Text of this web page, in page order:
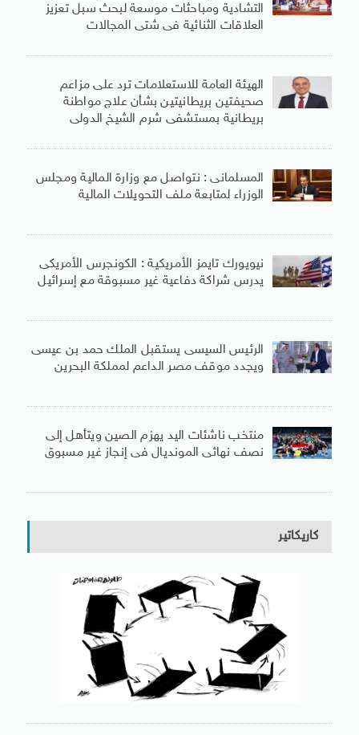
التشادية ومباحثات موسعة لبحث سبل تعزيز
العلاقات الثنائية فى شتى المجالات
الهيئة العامة للاستعلامات ترد على مزاعم
صحيفتين بريطانيتين بشأن علاج مواطنة
بريطانية بمستشفى شرم الشيخ الدولى
المسلمانى : نتواصل مع وزارة المالية ومجلس
الوزراء لمتابعة ملف التحويلات المالية
نيويورك تايمز الأمريكية : الكونجرس الأمريكى
يدرس شراكة دفاعية غير مسبوقة مع إسرائيل
الرئيس السيسى يستقبل الملك حمد بن عيسى
ويجدد موقف مصر الداعم لمملكة البحرين
منتخب ناشئات اليد يهزم الصين ويتأهل إلى
نصف نهائى المونديال فى إنجاز غير مسبوق
كاريكاتير